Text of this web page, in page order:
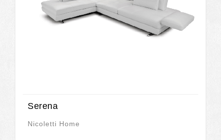
Serena
Nicoletti Home